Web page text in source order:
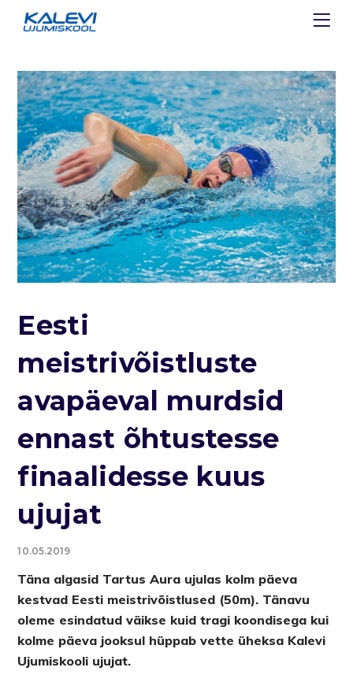
Eesti
meistrivõistluste
avapäeval murdsid
ennast õhtustesse
finaalidesse kuus
ujujat
10.05.2019
Täna algasid Tartus Aura ujulas kolm päeva
kestvad Eesti meistrivõistlused (50m). Tänavu
oleme esindatud väikse kuid tragi koondisega kui
kolme päeva jooksul hüppab vette üheksa Kalevi
Ujumiskooli ujujat.